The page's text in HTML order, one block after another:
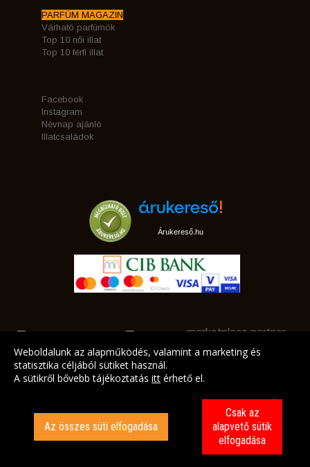
PARFÜM MAGAZIN
Várható parfümök
Top 10 női illat
Top 10 férfi illat
Facebook
Instagram
Névnap ajánló
Illatcsaládok
Árukereső.hu
marketplace partner
Weboldalunk az alapműködés, valamint a marketing és
statisztika céljából sütiket használ.
A sütikről bővebb tájékoztatás itt érhető el.
Az összes süti elfogadása
Csak az
alapvető sütik
elfogadása